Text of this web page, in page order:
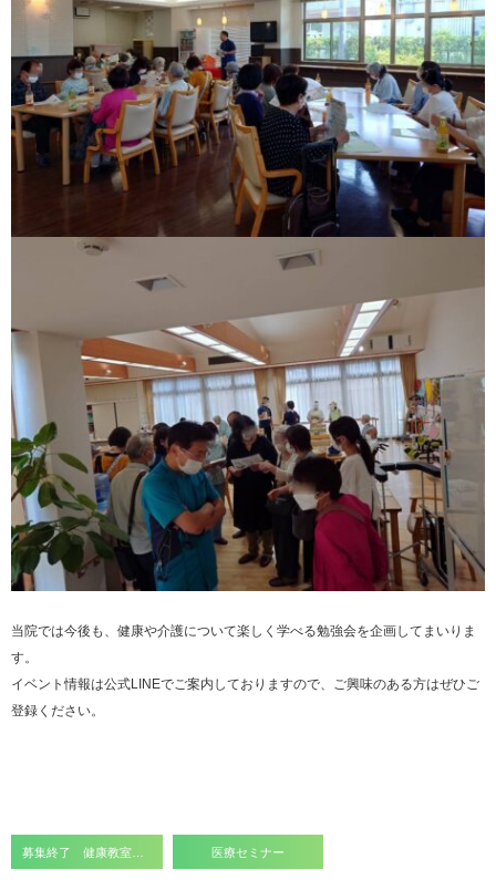
当院では今後も、健康や介護について楽しく学べる勉強会を企画してまいりま
す。
イベント情報は公式LINEでご案内しておりますので、ご興味のある方はぜひご
登録ください。
医療セミナー